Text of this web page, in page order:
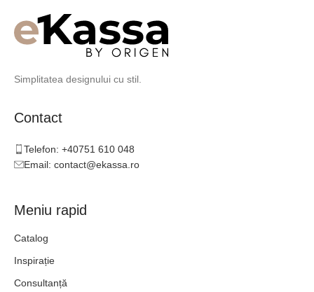
Simplitatea designului cu stil.
Contact
Telefon: +40751 610 048
Email: contact@ekassa.ro
Meniu rapid
Catalog
Inspirație
Consultanță